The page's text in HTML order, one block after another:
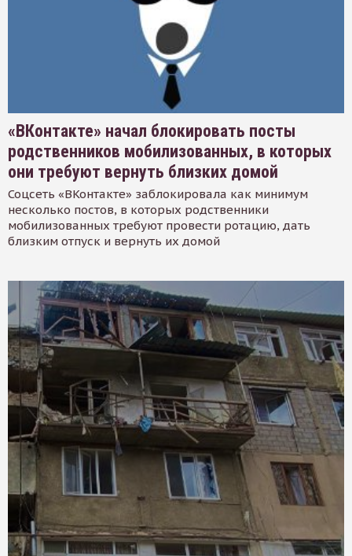
«ВКонтакте» начал блокировать посты
родственников мобилизованных, в которых
они требуют вернуть близких домой
Соцсеть «ВКонтакте» заблокировала как минимум
несколько постов, в которых родственники
мобилизованных требуют провести ротацию, дать
близким отпуск и вернуть их домой